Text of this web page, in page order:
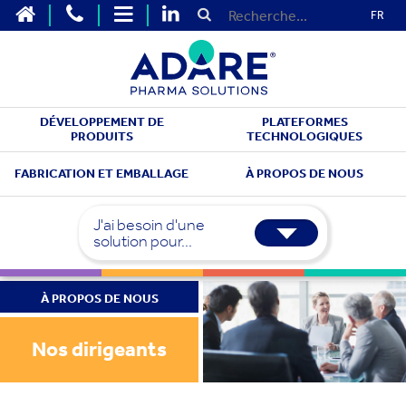
FR
DÉVELOPPEMENT DE
PRODUITS
PLATEFORMES
TECHNOLOGIQUES
FABRICATION ET EMBALLAGE À PROPOS DE NOUS
J'ai besoin d'une
solution pour...
À PROPOS DE NOUS
Nos dirigeants